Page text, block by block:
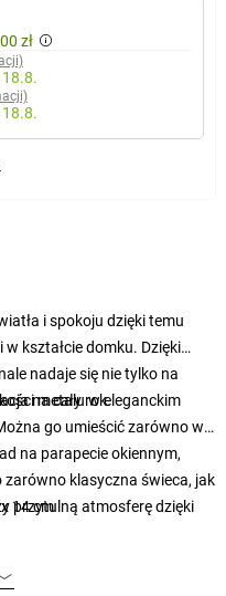
zł
i spokoju dzięki temu
kształcie domku. Dzięki
nadaje się nie tylko na
na cały rok.
metalu w eleganckim
go umieścić zarówno we
na parapecie okiennym,
klasyczna świeca, jak
przytulną atmosferę dzięki
14 cm